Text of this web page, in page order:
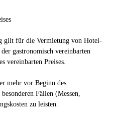
gilt für die Vermietung von Hotel-
gastronomisch vereinbarten
vereinbarten Preises.
mehr vor Beginn des
Fällen (Messen,
zu leisten.